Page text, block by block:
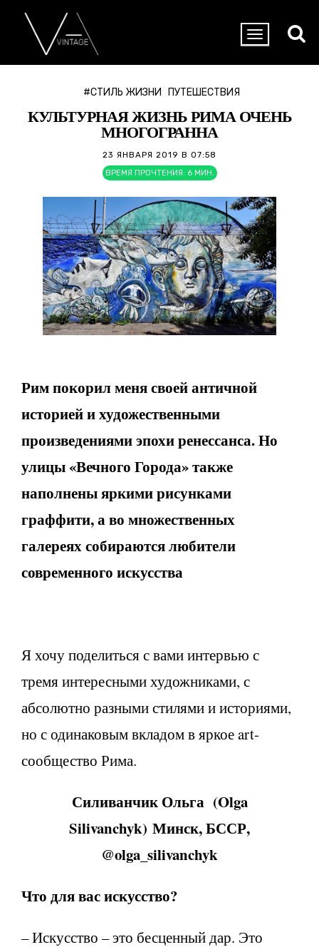
#СТИЛЬ ЖИЗНИ ПУТЕШЕСТВИЯ
КУЛЬТУРНАЯ ЖИЗНЬ РИМА ОЧЕНЬ
МНОГОГРАННА
23 ЯНВАРЯ 2019 В 07:58
ВРЕМЯ ПРОЧТЕНИЯ: 6 МИН.
Рим покорил меня своей античной
историей и художественными
произведениями эпохи ренессанса. Но
улицы «Вечного Города» также
наполнены яркими рисунками
граффити, а во множественных
галереях собираются любители
современного искусства
Я хочу поделиться с вами интервью с
тремя интересными художниками, с
абсолютно разными стилями и историями,
но с одинаковым вкладом в яркое art-
сообщество Рима.
Силиванчик Ольга (Olga
Silivanchyk) Минск, БССР,
@olga silivanchyk
Что для вас искусство?
– Искусство – это бесценный дар. Это